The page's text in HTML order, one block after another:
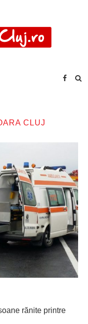
CLUJ
rănite printre